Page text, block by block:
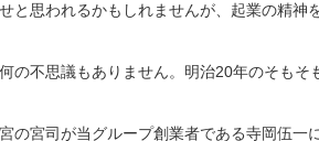
と思われるかもしれませんが、起業の精神
の不思議もありません。明治20年のそもそ
の宮司が当グループ創業者である寺岡伍一